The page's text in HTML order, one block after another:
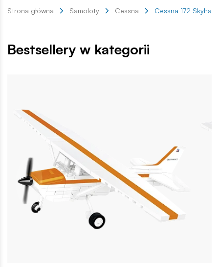
Strona główna Samoloty Cessna Cessna 172
Bestsellery w kategorii